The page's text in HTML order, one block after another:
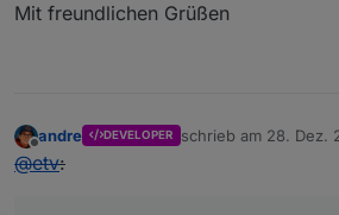
Mit freundlichen Grüßen
Offline
andre DEVELOPER schrieb am 28. Dez.
zuletzt editiert von
@etv: